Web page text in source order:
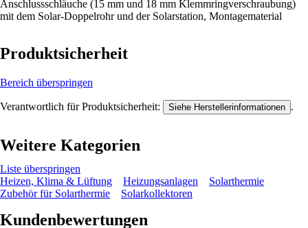
Anschlussschläuche (15 mm und 18 mm Klemmringverschraubung)
mit dem Solar-Doppelrohr und der Solarstation, Montagematerial
Produktsicherheit
Bereich überspringen
Verantwortlich für Produktsicherheit: Siehe Herstellerinformationen .
Weitere Kategorien
Liste überspringen
Heizen, Klima & Lüftung
Heizungsanlagen
Solarthermie
Zubehör für Solarthermie
Solarkollektoren
Kundenbewertungen